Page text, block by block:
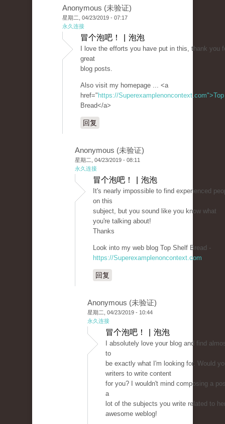
Anonymous (未验证)
星期二, 04/23/2019 - 07:17
永久连接
冒个泡吧！ | 泡泡
I love the efforts you have put in this, thank you
great
blog posts.
Also visit my homepage ... <a
href=" https://Superexamplenoncontext.com">Top
Bread</a>
回复
Anonymous (未验证)
星期二, 04/23/2019 - 08:11
永久连接
冒个泡吧！ | 泡泡
It's nearly impossible to find experienced
on this
subject, but you sound like you know what
you're talking about!
Thanks
Look into my web blog Top Shelf Bread -
https://Superexamplenoncontext.com
回复
Anonymous (未验证)
星期二, 04/23/2019 - 10:44
永久连接
冒个泡吧！ | 泡泡
I absolutely love your blog and find
to
be exactly what I'm looking for. Would
writers to write content
for you? I wouldn't mind composing a
a
lot of the subjects you write related to
awesome weblog!